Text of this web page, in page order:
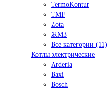
TermoKontur
TMF
Zota
ЖМЗ
Все категории (11)
Котлы электрические
Arderia
Baxi
Bosch